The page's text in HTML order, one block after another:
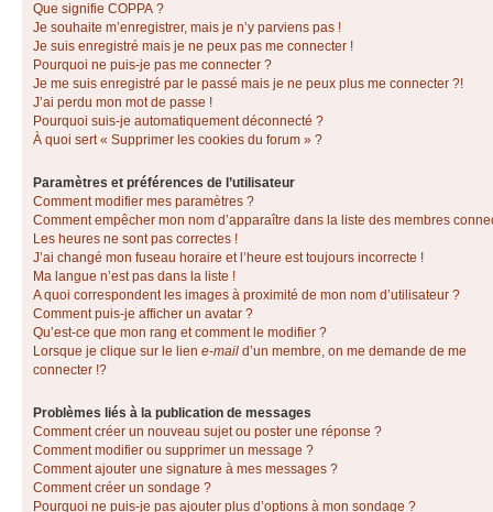
Que signifie COPPA ?
Je souhaite m’enregistrer, mais je n’y parviens pas !
Je suis enregistré mais je ne peux pas me connecter !
Pourquoi ne puis-je pas me connecter ?
Je me suis enregistré par le passé mais je ne peux plus me connecter ?!
J’ai perdu mon mot de passe !
Pourquoi suis-je automatiquement déconnecté ?
À quoi sert « Supprimer les cookies du forum » ?
Paramètres et préférences de l’utilisateur
Comment modifier mes paramètres ?
Comment empêcher mon nom d’apparaître dans la liste des membres
Les heures ne sont pas correctes !
J’ai changé mon fuseau horaire et l’heure est toujours incorrecte !
Ma langue n’est pas dans la liste !
A quoi correspondent les images à proximité de mon nom d’utilisateur ?
Comment puis-je afficher un avatar ?
Qu’est-ce que mon rang et comment le modifier ?
Lorsque je clique sur le lien e-mail d’un membre, on me demande de me
connecter !?
Problèmes liés à la publication de messages
Comment créer un nouveau sujet ou poster une réponse ?
Comment modifier ou supprimer un message ?
Comment ajouter une signature à mes messages ?
Comment créer un sondage ?
Pourquoi ne puis-je pas ajouter plus d’options à mon sondage ?